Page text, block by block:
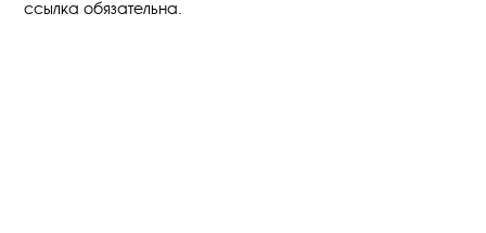
ссылка обязательна.